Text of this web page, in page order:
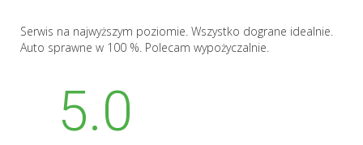
Serwis na najwyższym poziomie. Wszystko dograne idealnie.
Auto sprawne w 100 %. Polecam wypożyczalnie.
5.0